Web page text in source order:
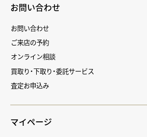
お問い合わせ
お問い合わせ
ご来店の予約
オンライン相談
買取り・下取り・委託サービス
査定お申込み
マイページ